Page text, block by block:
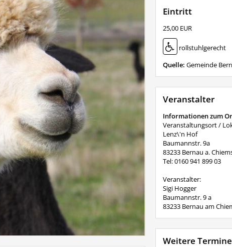
Eintritt
25,00 EUR
rollstuhlgerecht
Quelle: Gemeinde
Veranstalter
Informationen zum
Veranstaltungsort /
Lenz\'n Hof
Baumannstr. 9a
83233 Bernau a.
Tel: 0160 941 899 03
Veranstalter:
Sigi Hogger
Baumannstr. 9 a
83233 Bernau am
Weitere Termine